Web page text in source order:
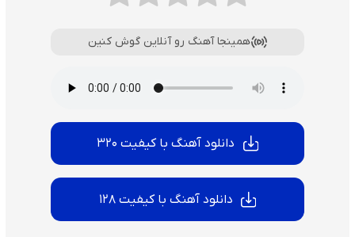
همینجا آهنگ رو آنلاین گوش کنین
دانلود آهنگ با کیفیت 320
دانلود آهنگ با کیفیت 128